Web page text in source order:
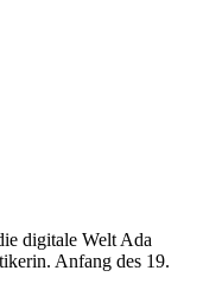
digitale Welt Ada
Anfang des 19.